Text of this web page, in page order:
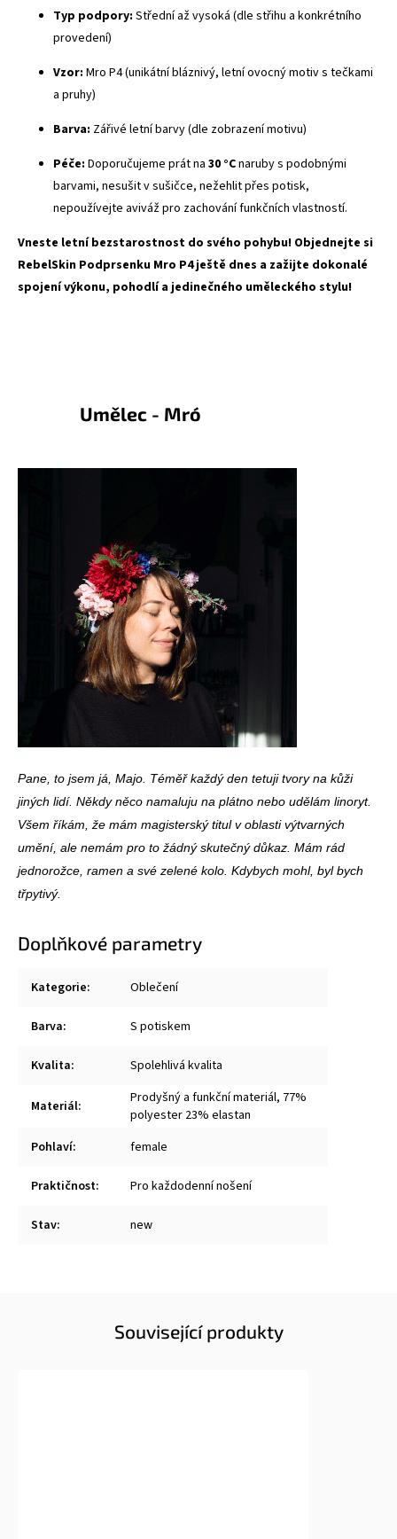
Typ podpory: Střední až vysoká (dle střihu a konkrétního
provedení)
Vzor: Mro P4 (unikátní bláznivý, letní ovocný motiv s tečkami
a pruhy)
Barva: Zářivé letní barvy (dle zobrazení motivu)
Péče: Doporučujeme prát na 30 °Cnaruby s podobnými
barvami, nesušit v sušičce, nežehlit přes potisk,
nepoužívejte aviváž pro zachování funkčních vlastností.
Vneste letní bezstarostnost do svého pohybu! Objednejte si
RebelSkin Podprsenku Mro P4 ještě dnes a zažijte dokonalé
spojení výkonu, pohodlí a jedinečného uměleckého stylu!
Umělec - Mró
Pane, to jsem já, Majo. Téměř každý den tetuji tvory na kůži
jiných lidí. Někdy něco namaluju na plátno nebo udělám linoryt.
Všem říkám, že mám magisterský titul v oblasti výtvarných
umění, ale nemám pro to žádný skutečný důkaz. Mám rád
jednorožce, ramen a své zelené kolo. Kdybych mohl, byl bych
třpytivý.
Doplňkové parametry
Kategorie: Oblečení
Barva: S potiskem
Kvalita: Spolehlivá kvalita
Materiál:
Prodyšný a funkční materiál, 77%
polyester 23% elastan
Pohlaví: female
Praktičnost: Pro každodenní nošení
Stav: new
Související produkty